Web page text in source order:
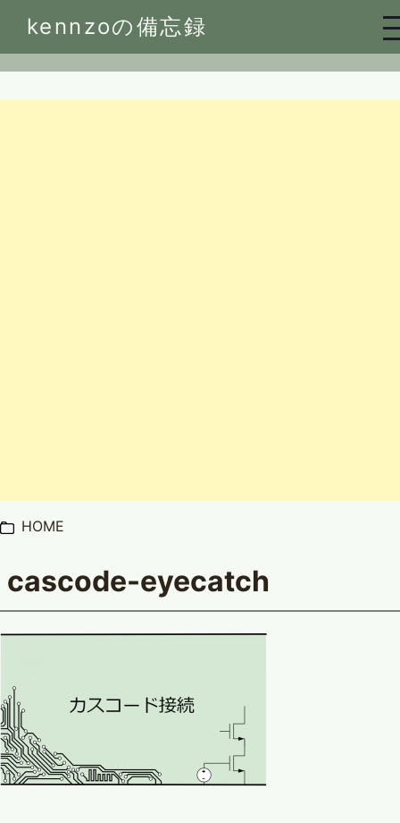
kennzoの備忘録
to
content
HOME
cascode-eyecatch